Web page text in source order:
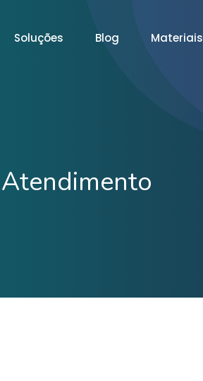
Soluções Blog Materiais
Atendimento